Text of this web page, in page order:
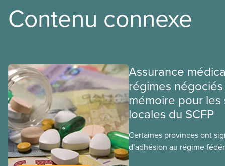
Contenu connexe
Assurance
régimes
mémoire pour les
locales du SCFP
Certaines provinces ont
d’adhésion au régime